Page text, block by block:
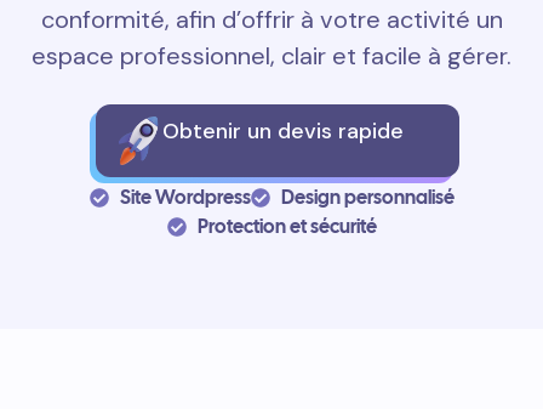
conformité, afin d’offrir à votre activité un
espace professionnel, clair et facile à gérer.
Obtenir un devis rapide
Site Wordpress
Design personnalisé
Protection et sécurité